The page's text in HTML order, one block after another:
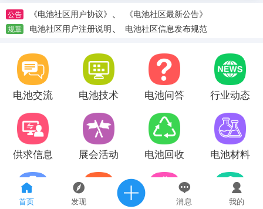
首页 发现 消息 我的
公告 《电池社区用户协议》 、 《电池社区最新公告》
规章 电池社区用户注册说明、 电池社区信息发布规范
电池交流 电池技术 电池问答 行业动态
供求信息 展会活动 电池回收 电池材料